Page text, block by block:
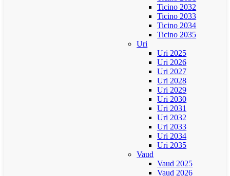
Ticino 2032
Ticino 2033
Ticino 2034
Ticino 2035
Uri
Uri 2025
Uri 2026
Uri 2027
Uri 2028
Uri 2029
Uri 2030
Uri 2031
Uri 2032
Uri 2033
Uri 2034
Uri 2035
Vaud
Vaud 2025
Vaud 2026